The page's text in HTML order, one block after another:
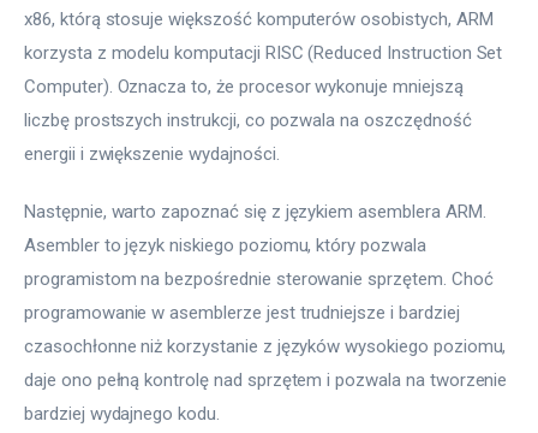
x86, którą stosuje większość komputerów osobistych, ARM
korzysta z modelu komputacji RISC (Reduced Instruction Set
Computer). Oznacza to, że procesor wykonuje mniejszą
liczbę prostszych instrukcji, co pozwala na oszczędność
energii i zwiększenie wydajności.
Następnie, warto zapoznać się z językiem asemblera ARM.
Asembler to język niskiego poziomu, który pozwala
programistom na bezpośrednie sterowanie sprzętem. Choć
programowanie w asemblerze jest trudniejsze i bardziej
czasochłonne niż korzystanie z języków wysokiego poziomu,
daje ono pełną kontrolę nad sprzętem i pozwala na tworzenie
bardziej wydajnego kodu.